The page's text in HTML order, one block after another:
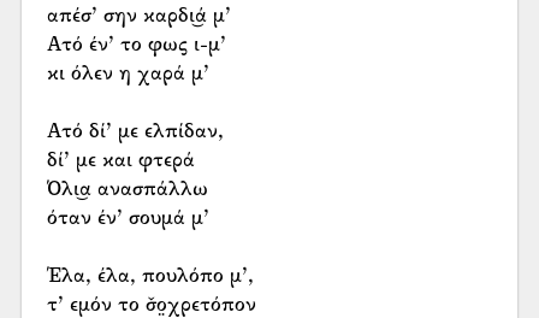
απέσ’ σην καρδι͜ά μ’
Ατό έν’ το φως ι-μ’
κι όλεν η χαρά μ’
Ατό δί’ με ελπίδαν,
δί’ με και φτερά
Όλι͜α ανασπάλλω
όταν έν’ σουμά μ’
Έλα, έλα, πουλόπο μ’,
τ’ εμόν το σ̌ο̤χρετόπον